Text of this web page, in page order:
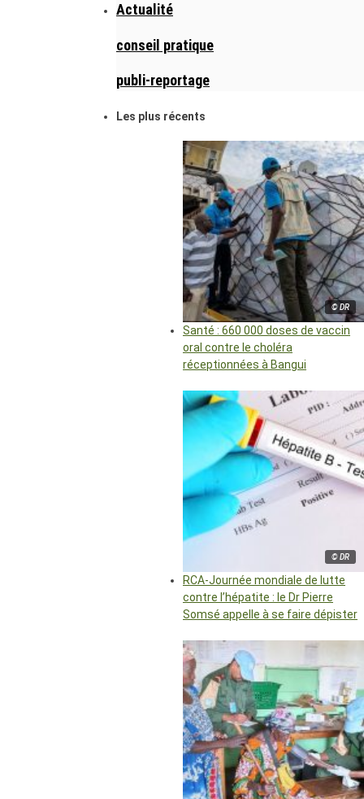
Actualité
conseil pratique
publi-reportage
Les plus récents
© DR
Santé : 660 000 doses de vaccin
oral contre le choléra
réceptionnées à Bangui
© DR
RCA-Journée mondiale de lutte
contre l’hépatite : le Dr Pierre
Somsé appelle à se faire dépister